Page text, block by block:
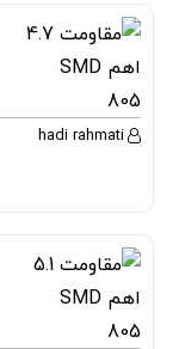
hadi rahmati